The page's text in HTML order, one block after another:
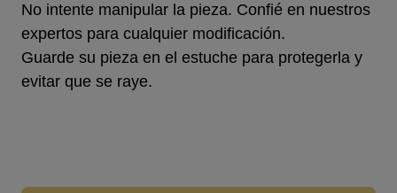
No intente manipular la pieza. Confié en nuestros
expertos para cualquier modificación.
Guarde su pieza en el estuche para protegerla y
evitar que se raye.